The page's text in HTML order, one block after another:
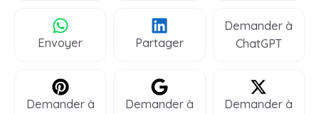
Envoyer Partager
Demander à
ChatGPT
Demander à
Demander à
Demander à